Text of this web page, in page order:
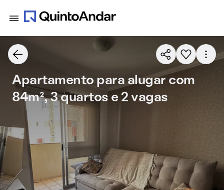
Apartamento para alugar com
84m², 3 quartos e 2 vagas